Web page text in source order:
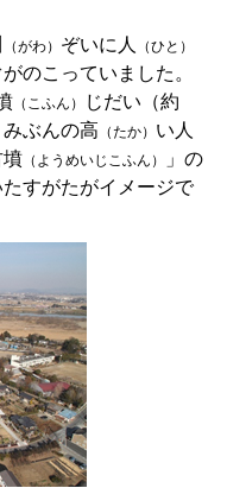
（がわ） ぞいに人 （ひと）
のこっていました。
（こふん） じだい（約
ぶんの高 （たか） い人
（ようめいじこふん）
」の
すがたがイメージで